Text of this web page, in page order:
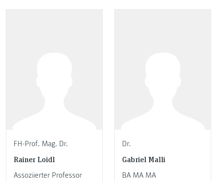
FH-Prof. Mag. Dr.
Rainer Loidl
Assoziierter Professor
Dr.
Gabriel Malli
BA MA MA